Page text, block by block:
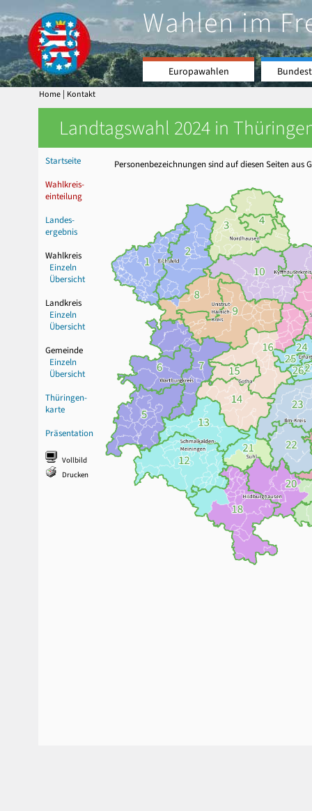
Wahlen im
Europawahlen
Home | Kontakt
Landtagswahl 2024 in
Startseite
Wahlkreis-
einteilung
Landes-
ergebnis
Wahlkreis
Einzeln
Übersicht
Landkreis
Einzeln
Übersicht
Gemeinde
Einzeln
Übersicht
Thüringen-
karte
Präsentation
Vollbild
Drucken
Personenbezeichnungen sind auf diesen Seiten